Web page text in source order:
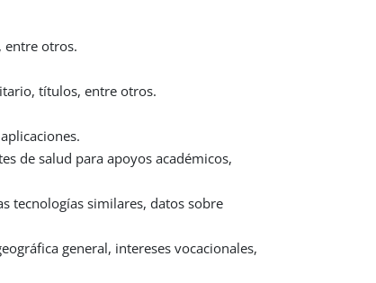
entre otros.
títulos, entre otros.
de salud para apoyos académicos,
tecnologías similares, datos sobre
general, intereses vocacionales,